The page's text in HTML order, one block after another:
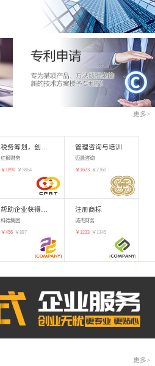
更多>
红枫财务
￥ 1890 ￥5864
管理咨询与培训
迈晨咨询
￥ 1623 ￥2360
科德集团
￥456 ￥887
注册商标
诚杰财务
￥ 1233 ￥ 1345
更多>